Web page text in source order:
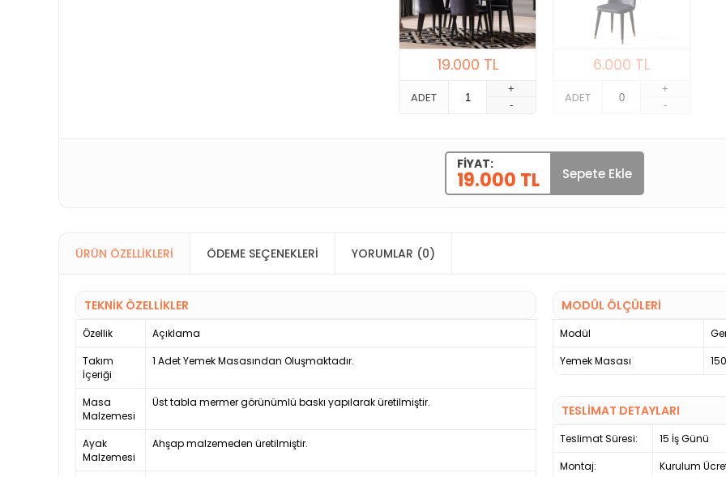
19.000 TL
ADET
+
-
6.000 TL
ADET
+
-
FIYAT:
19.000 TL Sepete Ekle
ÜRÜN ÖZELLIKLERI ÖDEME SEÇENEKLERI YORUMLAR (0)
TEKNİK ÖZELLİKLER
Özellik
Açıklama
Takım
İçeriği
1 Adet Yemek Masasından Oluşmaktadır.
Masa
Malzemesi
Üst tabla mermer görünümlü baskı yapılarak üretilmiştir.
Ayak
Malzemesi
Ahşap malzemeden üretilmiştir.
MODÜL ÖLÇÜLERİ
Modül
Yemek Masası
TESLİMAT DETAYLARI
Teslimat Süresi:
15 İş Günü
Montaj:
Kurulum